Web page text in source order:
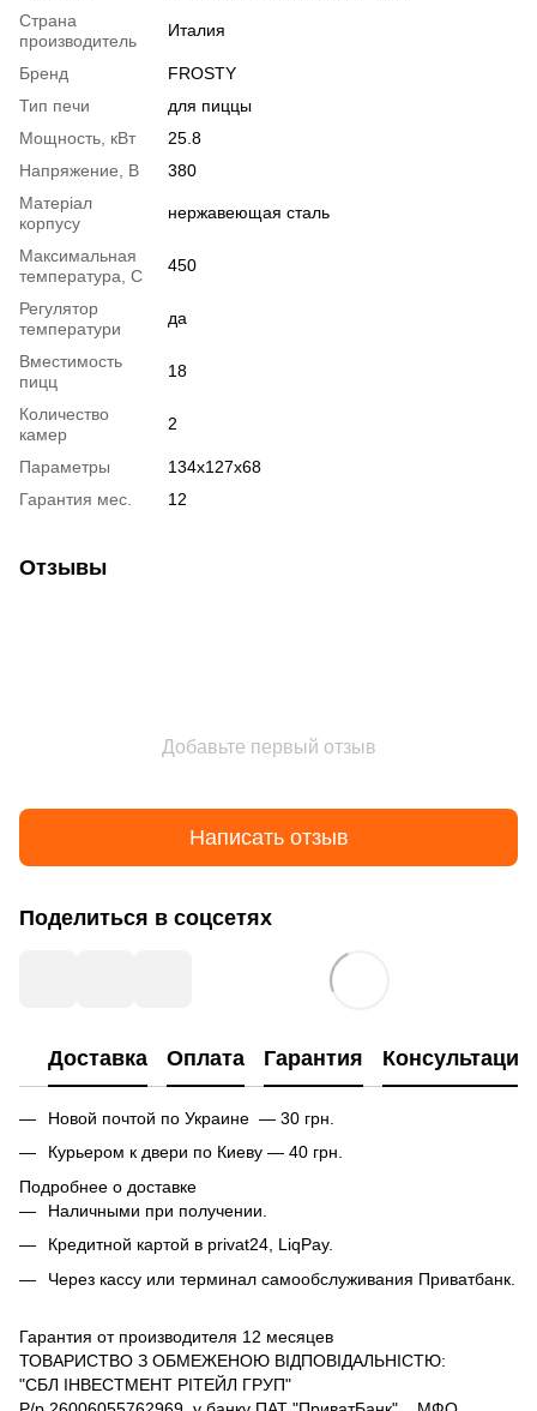
Страна
производитель
Италия
Бренд
FROSTY
Тип печи
для пиццы
Мощность, кВт
25.8
Напряжение, В
380
Матеріал
корпусу
нержавеющая сталь
Максимальная
температура, С
450
Регулятор
температури
да
Вместимость
пицц
18
Количество
камер
2
Параметры
134х127х68
Гарантия мес.
12
Отзывы
Добавьте первый отзыв
Написать отзыв
Поделиться в соцсетях
Доставка Оплата Гарантия Консультация
Новой почтой по Украине — 30 грн.
Курьером к двери по Киеву — 40 грн.
Подробнее о доставке
Наличными при получении.
Кредитной картой в privat24, LiqPay.
Через кассу или терминал самообслуживания Приватбанк.
Гарантия от производителя 12 месяцев
ТОВАРИСТВО З ОБМЕЖЕНОЮ ВІДПОВІДАЛЬНІСТЮ:
"СБЛ ІНВЕСТМЕНТ РІТЕЙЛ ГРУП"